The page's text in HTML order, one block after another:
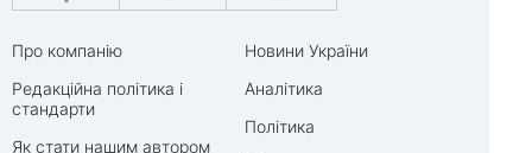
Про компанію
Редакційна політика і
стандарти
Як стати нашим автором
Новини України
Аналітика
Політика